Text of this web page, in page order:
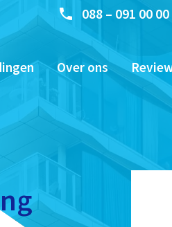
088 – 091 00 00
Over ons